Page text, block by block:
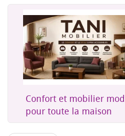
Confort et mobilier
pour toute la maison